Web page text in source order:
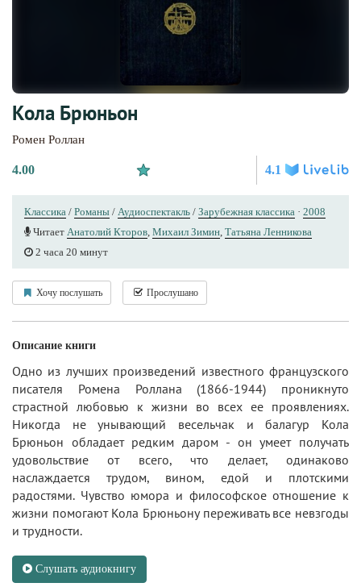
Кола Брюньон
Ромен Роллан
4.00 4.1
Классика / Романы / Аудиоспектакль / Зарубежная классика · 2008
Читает Анатолий Кторов, Михаил Зимин, Татьяна Ленникова
2 часа 20 минут
Хочу послушать Прослушано
Описание книги
Одно из лучших произведений известного французского
писателя Ромена Роллана (1866-1944) проникнуто
страстной любовью к жизни во всех ее проявлениях.
Никогда не унывающий весельчак и балагур Кола
Брюньон обладает редким даром - он умеет получать
удовольствие от всего, что делает, одинаково
наслаждается трудом, вином, едой и плотскими
радостями. Чувство юмора и философское отношение к
жизни помогают Кола Брюньону переживать все невзгоды
и трудности.
Слушать аудиокнигу